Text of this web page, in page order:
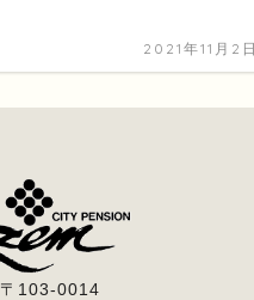
2021年11月2
〒103-0014